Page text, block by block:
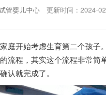
管婴儿中心 更新时间：2024-
庭开始考虑生育第二个孩子
流程，其实这个流程非常
认就完成了。